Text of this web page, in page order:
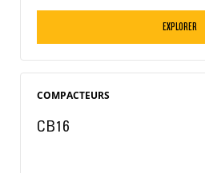
EXPLORER
COMPACTEURS
CB16